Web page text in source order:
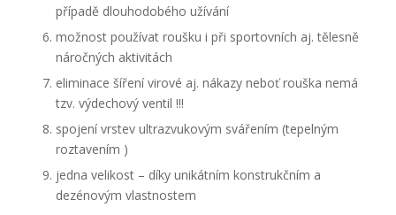
případě dlouhodobého užívání
možnost používat roušku i při sportovních aj. tělesně
náročných aktivitách
eliminace šíření virové aj. nákazy neboť rouška nemá
tzv. výdechový ventil !!!
spojení vrstev ultrazvukovým svářením (tepelným
roztavením )
jedna velikost – díky unikátním konstrukčním a
dezénovým vlastnostem